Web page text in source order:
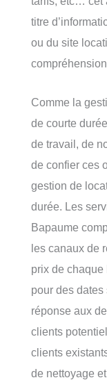
titre
ou du site
Comme la
de courte
de travail, de
de confier ces
gestion de
durée. Les
Bapaume
les canaux de
prix de chaque
pour des
réponse aux
clients
clients
de nettoyage